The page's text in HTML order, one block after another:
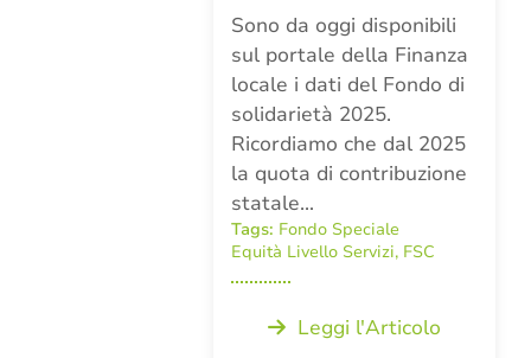
Sono da oggi disponibili
sul portale della Finanza
locale i dati del Fondo di
solidarietà 2025.
Ricordiamo che dal 2025
la quota di contribuzione
statale…
Tags: Fondo Speciale
Equità Livello Servizi, FSC
Leggi l'Articolo